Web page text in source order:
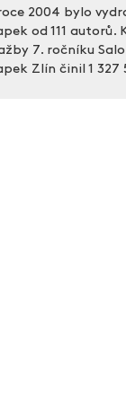
2004 bylo
od 111 autorů.
7. ročníku
Zlín činil 1 327